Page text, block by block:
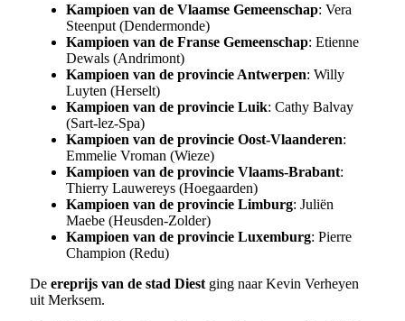
Kampioen van de Vlaamse Gemeenschap: Vera
Steenput (Dendermonde)
Kampioen van de Franse Gemeenschap: Etienne
Dewals (Andrimont)
Kampioen van de provincie Antwerpen: Willy
Luyten (Herselt)
Kampioen van de provincie Luik: Cathy Balvay
(Sart-lez-Spa)
Kampioen van de provincie Oost-Vlaanderen:
Emmelie Vroman (Wieze)
Kampioen van de provincie Vlaams-Brabant:
Thierry Lauwereys (Hoegaarden)
Kampioen van de provincie Limburg: Juliën
Maebe (Heusden-Zolder)
Kampioen van de provincie Luxemburg: Pierre
Champion (Redu)
De ereprijs van de stad Diest ging naar Kevin Verheyen
uit Merksem.